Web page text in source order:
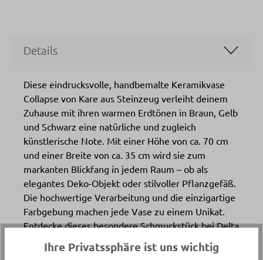
Details
Diese eindrucksvolle, handbemalte Keramikvase
Collapse von Kare aus Steinzeug verleiht deinem
Zuhause mit ihren warmen Erdtönen in Braun, Gelb
und Schwarz eine natürliche und zugleich
künstlerische Note. Mit einer Höhe von ca. 70 cm
und einer Breite von ca. 35 cm wird sie zum
markanten Blickfang in jedem Raum – ob als
elegantes Deko-Objekt oder stilvoller Pflanzgefäß.
Die hochwertige Verarbeitung und die einzigartige
Farbgebung machen jede Vase zu einem Unikat.
Entdecke dieses besondere Schmuckstück bei Delta
Wohnaccessoires und Dekoration.
Ihre Privatssphäre ist uns wichtig